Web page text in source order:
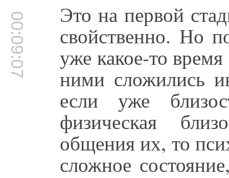
00:09:07 Это на первой
свойственно. Но
уже какое-то
ними сложились
если уже
физическая
общения их, то
сложное